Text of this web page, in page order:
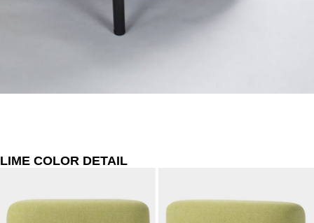
LIME COLOR DETAIL